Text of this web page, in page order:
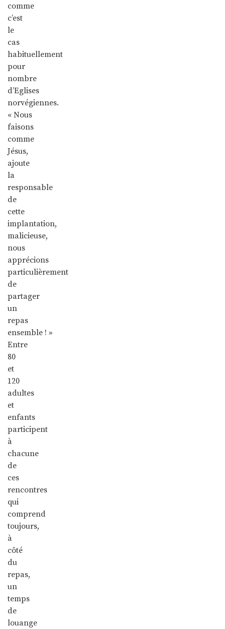
comme
c’est
le
cas
habituellement
pour
nombre
d’Eglises
norvégiennes.
« Nous
faisons
comme
Jésus,
ajoute
la
responsable
de
cette
implantation,
malicieuse,
nous
apprécions
particulièrement
de
partager
un
repas
ensemble ! »
Entre
80
et
120
adultes
et
enfants
participent
à
chacune
de
ces
rencontres
qui
comprend
toujours,
à
côté
du
repas,
un
temps
de
louange